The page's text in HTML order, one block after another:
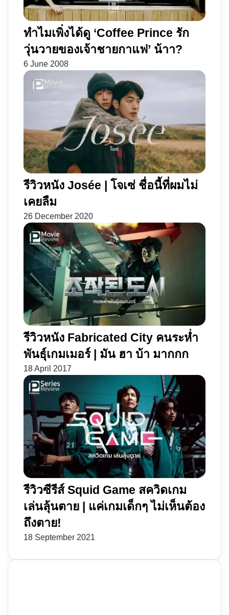
ทำไมเพิ่งได้ดู ‘Coffee Prince รัก
วุ่นวายของเจ้าชายกาแฟ’ น้าา?
6 June 2008
รีวิวหนัง Josée | โจเซ่ ชื่อนี้ที่ผมไม่
เคยลืม
26 December 2020
รีวิวหนัง Fabricated City คนระห่ำ
พันธุ์เกมเมอร์ | มัน ฮา บ้า มากกก
18 April 2017
รีวิวซีรีส์ Squid Game สควิดเกม
เล่นลุ้นตาย | แค่เกมเด็กๆ ไม่เห็นต้อง
ถึงตาย!
18 September 2021